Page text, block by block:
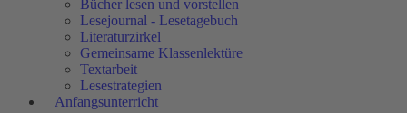
Bücher lesen und vorstellen
Lesejournal - Lesetagebuch
Literaturzirkel
Gemeinsame Klassenlektüre
Textarbeit
Lesestrategien
Anfangsunterricht